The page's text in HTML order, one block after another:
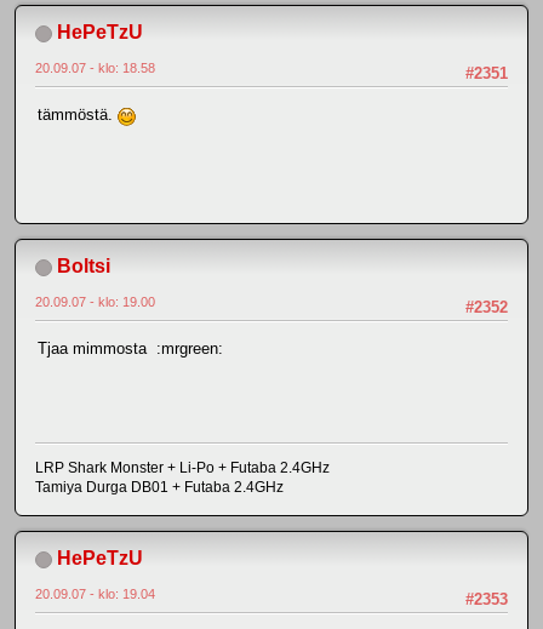
HePeTzU
#2351
20.09.07 - klo: 18.58
tämmöstä.
Boltsi
#2352
20.09.07 - klo: 19.00
Tjaa mimmosta :mrgreen:
LRP Shark Monster + Li-Po + Futaba 2.4GHz
Tamiya Durga DB01 + Futaba 2.4GHz
HePeTzU
#2353
20.09.07 - klo: 19.04